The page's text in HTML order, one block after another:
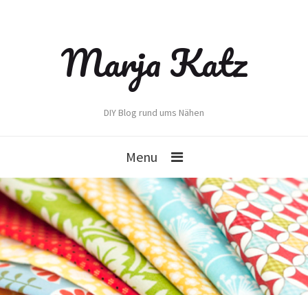
Marja Katz
DIY Blog rund ums Nähen
Menu